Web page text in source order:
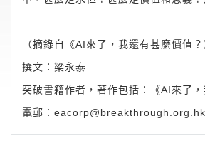
（摘錄自《AI來了，我還有甚麼價值？
撰文：梁永泰
突破書籍作者，著作包括：《AI來了
電郵： eacorp@breakthrough.org.hk